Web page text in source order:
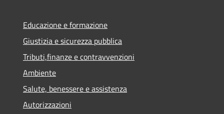
Educazione e formazione
Giustizia e sicurezza pubblica
Tributi,finanze e contravvenzioni
Ambiente
Salute, benessere e assistenza
Autorizzazioni